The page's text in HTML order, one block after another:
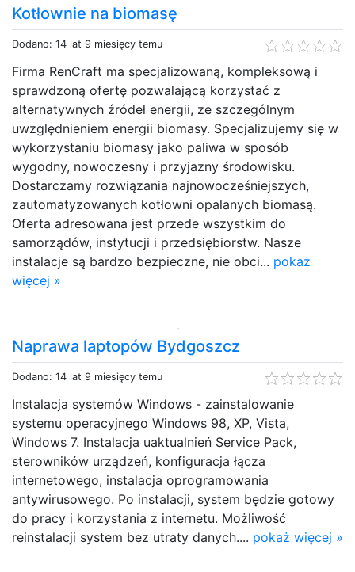
Kotłownie na biomasę
Dodano: 14 lat 9 miesięcy temu
Firma RenCraft ma specjalizowaną, kompleksową i
sprawdzoną ofertę pozwalającą korzystać z
alternatywnych źródeł energii, ze szczególnym
uwzględnieniem energii biomasy. Specjalizujemy się w
wykorzystaniu biomasy jako paliwa w sposób
wygodny, nowoczesny i przyjazny środowisku.
Dostarczamy rozwiązania najnowocześniejszych,
zautomatyzowanych kotłowni opalanych biomasą.
Oferta adresowana jest przede wszystkim do
samorządów, instytucji i przedsiębiorstw. Nasze
instalacje są bardzo bezpieczne, nie obci... pokaż
więcej »
Naprawa laptopów Bydgoszcz
Dodano: 14 lat 9 miesięcy temu
Instalacja systemów Windows - zainstalowanie
systemu operacyjnego Windows 98, XP, Vista,
Windows 7. Instalacja uaktualnień Service Pack,
sterowników urządzeń, konfiguracja łącza
internetowego, instalacja oprogramowania
antywirusowego. Po instalacji, system będzie gotowy
do pracy i korzystania z internetu. Możliwość
reinstalacji system bez utraty danych.... pokaż więcej »